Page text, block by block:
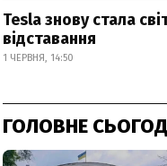
Tesla знову стала
відставання
1 ЧЕРВНЯ, 14:50
ГОЛОВНЕ